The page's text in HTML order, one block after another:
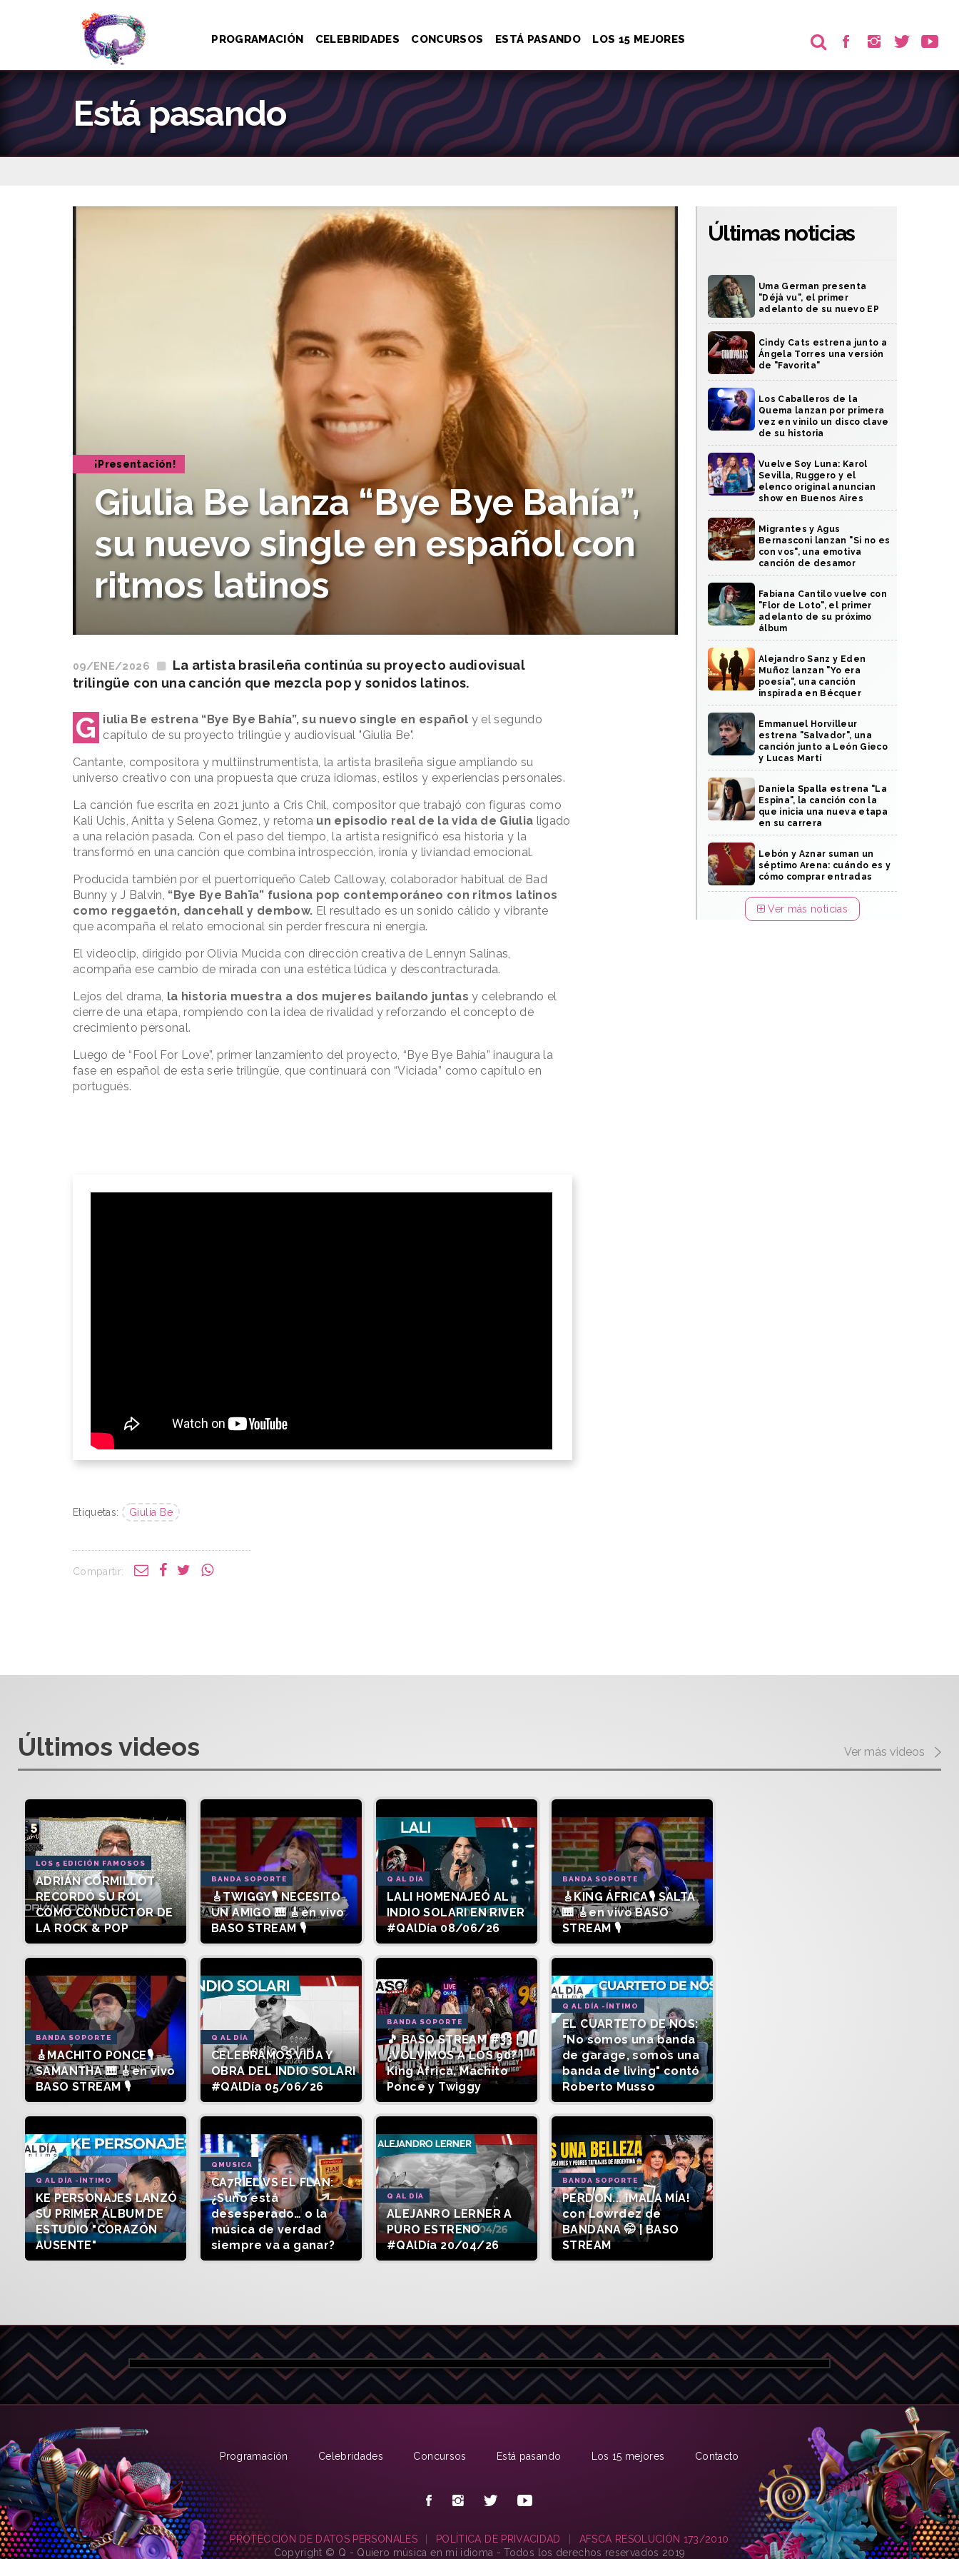
PROGRAMACIÓN CELEBRIDADES CONCURSOS ESTÁ PASANDO LOS 15 MEJORES
Está pasando
¡Presentación!
Giulia Be lanza “Bye Bye Bahía”,
su nuevo single en español con
ritmos latinos
09/ENE/2026
La artista brasileña continúa su proyecto audiovisual
trilingüe con una canción que mezcla pop y sonidos latinos.
G iulia Be estrena “Bye Bye Bahía”, su nuevo single en español y el segundo
capítulo de su proyecto trilingüe y audiovisual "Giulia Be".
Cantante, compositora y multiinstrumentista, la artista brasileña sigue ampliando su
universo creativo con una propuesta que cruza idiomas, estilos y experiencias personales.
La canción fue escrita en 2021 junto a Cris Chil, compositor que trabajó con figuras como
Kali Uchis, Anitta y Selena Gomez, y retoma un episodio real de la vida de Giulia ligado
a una relación pasada. Con el paso del tiempo, la artista resignificó esa historia y la
transformó en una canción que combina introspección, ironía y liviandad emocional.
Producida también por el puertorriqueño Caleb Calloway, colaborador habitual de Bad
Bunny y J Balvin, “Bye Bye Bahïa” fusiona pop contemporáneo con ritmos latinos
como reggaetón, dancehall y dembow. El resultado es un sonido cálido y vibrante
que acompaña el relato emocional sin perder frescura ni energía.
El videoclip, dirigido por Olivia Mucida con dirección creativa de Lennyn Salinas,
acompaña ese cambio de mirada con una estética lúdica y descontracturada.
Lejos del drama, la historia muestra a dos mujeres bailando juntas y celebrando el
cierre de una etapa, rompiendo con la idea de rivalidad y reforzando el concepto de
crecimiento personal.
Luego de “Fool For Love”, primer lanzamiento del proyecto, “Bye Bye Bahía” inaugura la
fase en español de esta serie trilingüe, que continuará con “Viciada” como capítulo en
portugués.
Etiquetas: Giulia Be
Compartir:
Últimas noticias
Uma German presenta
"Déjà vu", el primer
adelanto de su nuevo EP
Cindy Cats estrena junto a
Ángela Torres una versión
de "Favorita"
Los Caballeros de la
Quema lanzan por primera
vez en vinilo un disco clave
de su historia
Vuelve Soy Luna: Karol
Sevilla, Ruggero y el
elenco original anuncian
show en Buenos Aires
Migrantes y Agus
Bernasconi lanzan "Si no es
con vos", una emotiva
canción de desamor
Fabiana Cantilo vuelve con
"Flor de Loto", el primer
adelanto de su próximo
álbum
Alejandro Sanz y Eden
Muñoz lanzan "Yo era
poesía", una canción
inspirada en Bécquer
Emmanuel Horvilleur
estrena "Salvador", una
canción junto a León Gieco
y Lucas Martí
Daniela Spalla estrena "La
Espina", la canción con la
que inicia una nueva etapa
en su carrera
Lebón y Aznar suman un
séptimo Arena: cuándo es y
cómo comprar entradas
Ver más noticias
Últimos videos Ver más videos
LOS 5 EDICIÓN FAMOSOS
ADRIÁN CORMILLOT
RECORDÓ SU ROL
CÓMO CONDUCTOR DE
LA ROCK & POP
BANDA SOPORTE
🎸TWIGGY🎙️ NECESITO
UN AMIGO 🎹 🎸en vivo
BASO STREAM 🎙️
Q AL DÍA
LALI HOMENAJEÓ AL
INDIO SOLARI EN RIVER
#QAlDía 08/06/26
BANDA SOPORTE
🎸KING ÁFRICA🎙️ SALTA
🎹 🎸en vivo BASO
STREAM 🎙️
BANDA SOPORTE
🎸MACHITO PONCE🎙️
SAMANTHA 🎹 🎸en vivo
BASO STREAM 🎙️
Q AL DÍA
CELEBRAMOS VIDA Y
OBRA DEL INDIO SOLARI
#QAlDía 05/06/26
BANDA SOPORTE
🎵 BASO STREAM #33 |
¿VOLVIMOS A LOS 90? |
King África, Machito
Ponce y Twiggy
Q AL DÍA -ÍNTIMO
EL CUARTETO DE NOS:
"No somos una banda
de garage, somos una
banda de living" contó
Roberto Musso
Q AL DÍA -ÍNTIMO
KE PERSONAJES LANZÓ
SU PRIMER ÁLBUM DE
ESTUDIO "CORAZÓN
AUSENTE"
QMUSICA
CA7RIEL VS EL FLAN:
¿Suno está
desesperado… o la
música de verdad
siempre va a ganar?
Q AL DÍA
ALEJANRO LERNER A
PURO ESTRENO
#QAlDía 20/04/26
BANDA SOPORTE
PERDÓN... ¡MALA MÍA!
con Lowrdez de
BANDANA 🤭 | BASO
STREAM
Programación Celebridades Concursos Está pasando Los 15 mejores Contacto
PROTECCIÓN DE DATOS PERSONALES POLÍTICA DE PRIVACIDAD
AFSCA RESOLUCIÓN 173/2010
Copyright © Q - Quiero música en mi idioma - Todos los derechos reservados 2019